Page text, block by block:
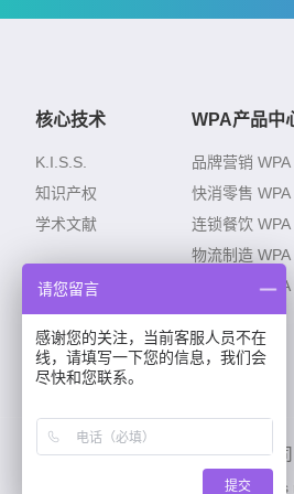
核心技术
K.I.S.S.
知识产权
学术文献
WPA产品中
品牌营销 WPA
快消零售 WPA
连锁餐饮 WPA
物流制造 WPA
民生基建 WPA
AI 算法
深圳爱莫科技有限公司
Copyright © 2019 AI-MALL. All
请您留言
感谢您的关注，当前客服人员不在
线，请填写一下您的信息，我们会
尽快和您联系。
提交